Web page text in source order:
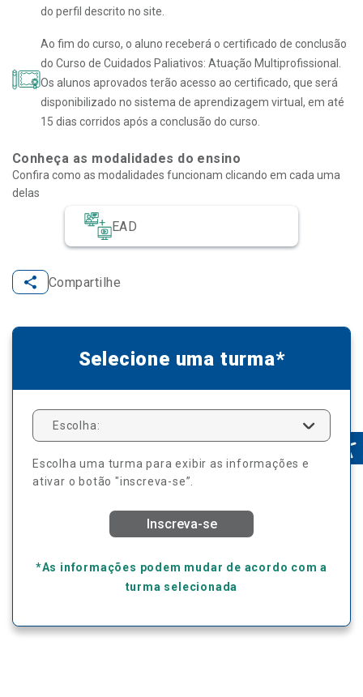
do perfil descrito no site.
Ao fim do curso, o aluno receberá o certificado de conclusão
do Curso de Cuidados Paliativos: Atuação Multiprofissional.
Os alunos aprovados terão acesso ao certificado, que será
disponibilizado no sistema de aprendizagem virtual, em até
15 dias corridos após a conclusão do curso.
Conheça as modalidades do ensino
EAD
Confira como as modalidades funcionam clicando em cada uma
delas
Compartilhe
Selecione uma turma*
Escolha:
Escolha uma turma para exibir as informações e
ativar o botão "inscreva-se”.
Inscreva-se
*As informações podem mudar de acordo com a
turma selecionada